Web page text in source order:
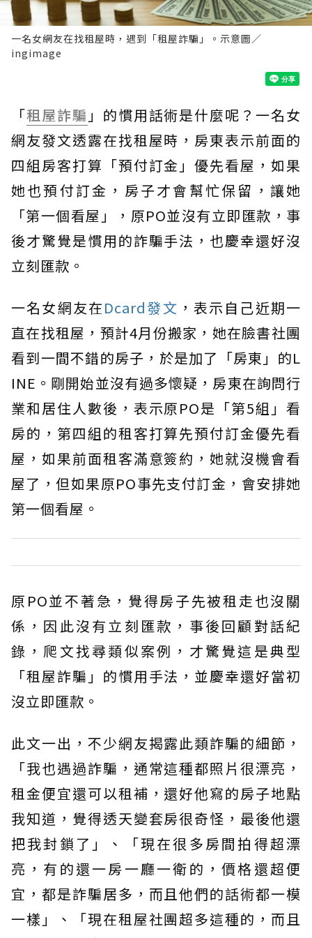
一名女網友在找租屋時，遇到「租屋詐騙」。示意圖／
ingimage
「租屋詐騙 」的慣用話術是什麼呢？一名女
網友發文透露在找租屋時，房東表示前面的
四組房客打算「預付訂金」優先看屋，如果
她也預付訂金，房子才會幫忙保留，讓她
「第一個看屋」，原PO並沒有立即匯款，事
後才驚覺是慣用的詐騙手法，也慶幸還好沒
立刻匯款。
一名女網友在Dcard發文 ，表示自己近期一
直在找租屋，預計4月份搬家，她在臉書社團
看到一間不錯的房子，於是加了「房東」的L
INE。剛開始並沒有過多懷疑，房東在詢問行
業和居住人數後，表示原PO是「第5組」看
房的，第四組的租客打算先預付訂金優先看
屋，如果前面租客滿意簽約，她就沒機會看
屋了，但如果原PO事先支付訂金，會安排她
第一個看屋。
原PO並不著急，覺得房子先被租走也沒關
係，因此沒有立刻匯款，事後回顧對話紀
錄，爬文找尋類似案例，才驚覺這是典型
「租屋詐騙」的慣用手法，並慶幸還好當初
沒立即匯款。
此文一出，不少網友揭露此類詐騙的細節，
「我也遇過詐騙，通常這種都照片很漂亮，
租金便宜還可以租補，還好他寫的房子地點
我知道，覺得透天變套房很奇怪，最後他還
把我封鎖了」、「現在很多房間拍得超漂
亮，有的還一房一廳一衛的，價格還超便
宜，都是詐騙居多，而且他們的話術都一模
一樣」、「現在租屋社團超多這種的，而且